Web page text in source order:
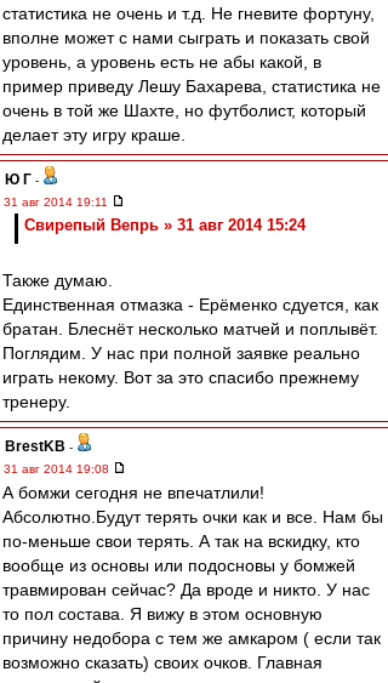
статистика не очень и т.д. Не гневите фортуну,
вполне может с нами сыграть и показать свой
уровень, а уровень есть не абы какой, в
пример приведу Лешу Бахарева, статистика не
очень в той же Шахте, но футболист, который
делает эту игру краше.
Ю Г -
31 авг 2014 19:11
Свирепый Вепрь » 31 авг 2014 15:24
Также думаю.
Единственная отмазка - Ерёменко сдуется, как
братан. Блеснёт несколько матчей и поплывёт.
Поглядим. У нас при полной заявке реально
играть некому. Вот за это спасибо прежнему
тренеру.
BrestKB -
31 авг 2014 19:08
А бомжи сегодня не впечатлили!
Абсолютно.Будут терять очки как и все. Нам бы
по-меньше свои терять. А так на вскидку, кто
вообще из основы или подосновы у бомжей
травмирован сейчас? Да вроде и никто. У нас
то пол состава. Я вижу в этом основную
причину недобора с тем же амкаром ( если так
возможно сказать) своих очков. Главная